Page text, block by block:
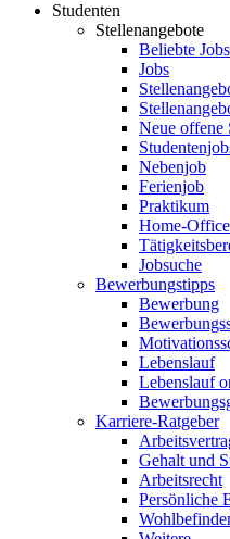
Studenten
Stellenangebote
Beliebte Jobs
Jobs
Neue offene
Nebenjob
Ferienjob
Praktikum
Home-
Jobsuche
Bewerbungstipps
Bewerbung
Lebenslauf
Lebenslauf
Karriere-Ratgeber
Gehalt und
Arbeitsrecht
Persönliche